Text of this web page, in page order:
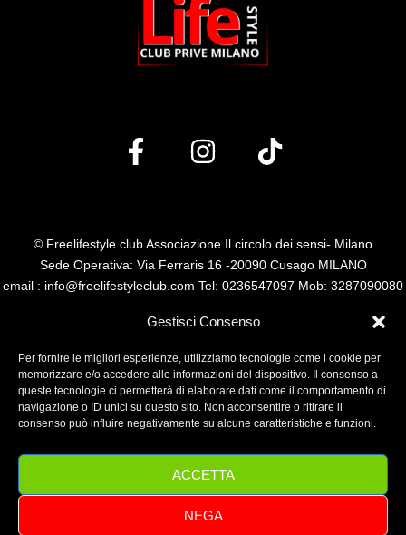
Gestisci Consenso
Per fornire le migliori esperienze, utilizziamo tecnologie come i cookie per
memorizzare e/o accedere alle informazioni del dispositivo. Il consenso a
queste tecnologie ci permetterà di elaborare dati come il comportamento di
navigazione o ID unici su questo sito. Non acconsentire o ritirare il
consenso può influire negativamente su alcune caratteristiche e funzioni.
ACCETTA
NEGA
© Freelifestyle club Associazione Il circolo dei sensi- Milano
Sede Operativa: Via Ferraris 16 -20090 Cusago MILANO
email : info@freelifestyleclub.com Tel: 0236547097 Mob: 3287090080